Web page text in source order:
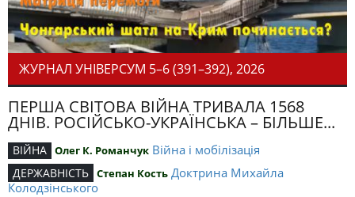
ЖУРНАЛ УНІВЕРСУМ 5–6 (391–392), 2026
ПЕРША СВІТОВА ВІЙНА ТРИВАЛА 1568
ДНІВ. РОСІЙСЬКО-УКРАЇНСЬКА – БІЛЬШЕ...
ВІЙНА Олег К. Романчук Війна і мобілізація
ДЕРЖАВНІСТЬ Степан Кость Доктрина Михайла
Колодзінського